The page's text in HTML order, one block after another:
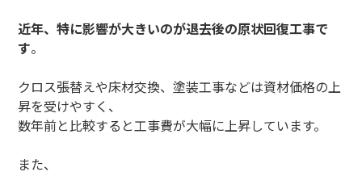
近年、特に影響が大きいのが退去後の原状回復工事で
す。
クロス張替えや床材交換、塗装工事などは資材価格の上
昇を受けやすく、
数年前と比較すると工事費が大幅に上昇しています。
また、